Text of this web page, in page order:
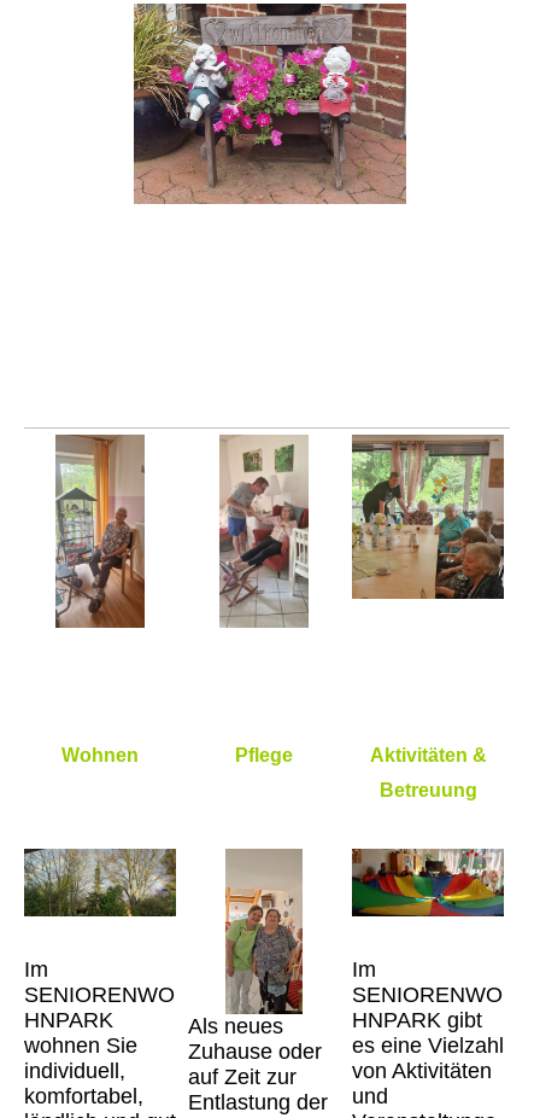
Wohnen Pflege
Aktivitäten &
Betreuung
Im
SENIORENWO
HNPARK
wohnen Sie
individuell,
komfortabel,
Als neues
Zuhause oder
auf Zeit zur
Entlastung der
Im
SENIORENWO
HNPARK gibt
es eine Vielzahl
von Aktivitäten
und